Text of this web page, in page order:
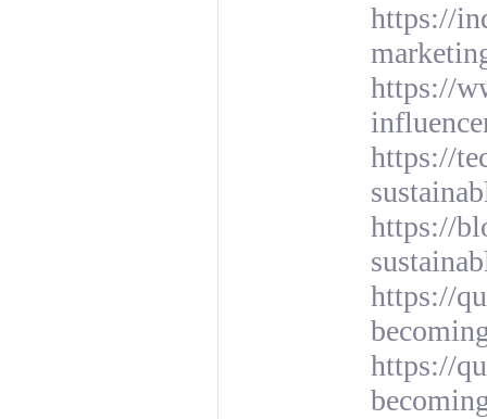
https://
https://
https://
https://
https://
https://